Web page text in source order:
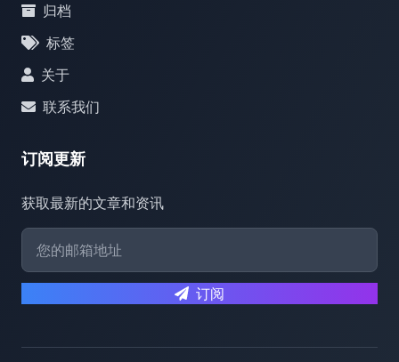
归档
标签
关于
联系我们
订阅更新
获取最新的文章和资讯
订阅